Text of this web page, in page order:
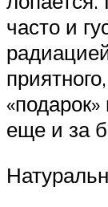
часто и
еще и за